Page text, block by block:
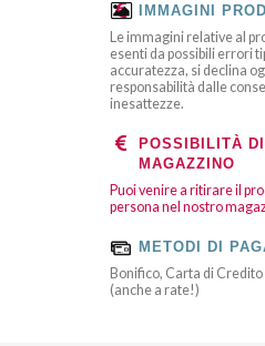
IMMAGINI
Le immagini relative al
esenti da possibili errori
accuratezza, si declina
responsabilità dalle
inesattezze.
POSSIBILITÀ
MAGAZZINO
Puoi venire a ritirare il
persona nel nostro
METODI DI
Bonifico, Carta di Credito
(anche a rate!)